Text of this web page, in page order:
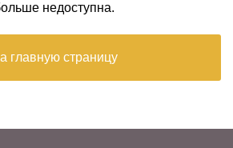
недоступна.
главную страницу